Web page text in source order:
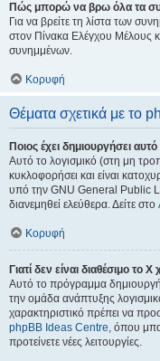
Πώς μπορώ να βρω όλα τα
Για να βρείτε τη λίστα των
στον Πίνακα Ελέγχου Μέλους
συνημμένων.
Κορυφή
Θέματα σχετικά με το
Ποιος έχει δημιουργήσει
Αυτό το λογισμικό (στη μη
κυκλοφορήσει και είναι
υπό την GNU General Public
διανεμηθεί ελεύθερα. Δείτε στο
Κορυφή
Γιατί δεν είναι διαθέσιμο το
Αυτό το πρόγραμμα
την ομάδα ανάπτυξης
χαρακτηριστικό πρέπει να
phpBB Ideas Centre, όπου
προτείνετε νέες λειτουργίες.